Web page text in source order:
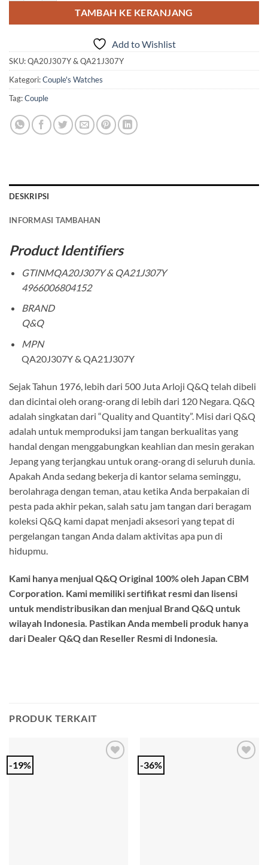
TAMBAH KE KERANJANG
Add to Wishlist
SKU:QA20J307Y & QA21J307Y
Kategori:Couple's Watches
Tag:Couple
DESKRIPSI
INFORMASI TAMBAHAN
Product Identifiers
GTINMQA20J307Y & QA21J307Y
4966006804152
BRAND
Q&Q
MPN
QA20J307Y & QA21J307Y
Sejak Tahun 1976, lebih dari 500 Juta Arloji Q&Q telah dibeli
dan dicintai oleh orang-orang di lebih dari 120 Negara. Q&Q
adalah singkatan dari “Quality and Quantity”. Misi dari Q&Q
adalah untuk memproduksi jam tangan berkualitas yang
handal dengan menggabungkan keahlian dan mesin gerakan
Jepang yang terjangkau untuk orang-orang di seluruh dunia.
Apakah Anda sedang bekerja di kantor selama seminggu,
berolahraga dengan teman, atau ketika Anda berpakaian di
pesta pada akhir pekan, salah satu jam tangan dari beragam
koleksi Q&Q kami dapat menjadi aksesori yang tepat di
pergelangan tangan Anda dalam aktivitas apa pun di
hidupmu.
Kami hanya menjual Q&Q Original 100% oleh Japan CBM
Corporation. Kami memiliki sertifikat resmi dan lisensi
untuk mendistribusikan dan menjual Brand Q&Q untuk
wilayah Indonesia. Pastikan Anda membeli produk hanya
dari Dealer Q&Q dan Reseller Resmi di Indonesia.
PRODUK TERKAIT
-19% -36%